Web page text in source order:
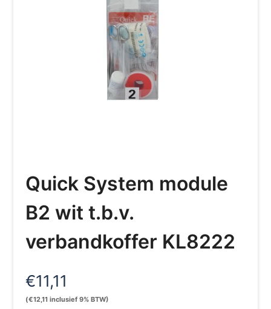
Quick System module
B2 wit t.b.v.
verbandkoffer KL8222
€11,11
(€12,11 inclusief 9% BTW)